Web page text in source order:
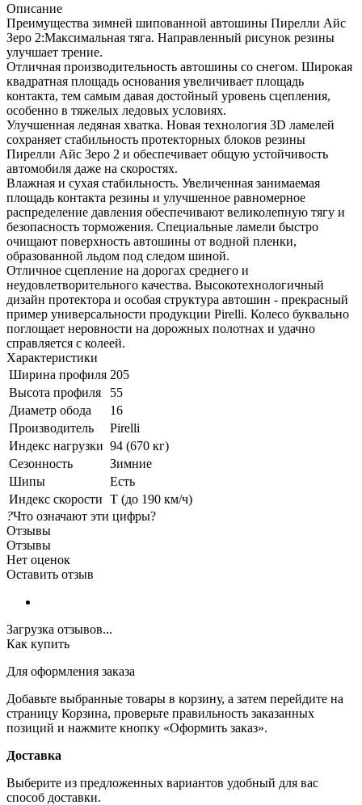
Описание
Преимущества зимней шипованной автошины Пирелли Айс
Зеро 2:Максимальная тяга. Направленный рисунок резины
улучшает трение.
Отличная производительность автошины со снегом. Широкая
квадратная площадь основания увеличивает площадь
контакта, тем самым давая достойный уровень сцепления,
особенно в тяжелых ледовых условиях.
Улучшенная ледяная хватка. Новая технология 3D ламелей
сохраняет стабильность протекторных блоков резины
Пирелли Айс Зеро 2 и обеспечивает общую устойчивость
автомобиля даже на скоростях.
Влажная и сухая стабильность. Увеличенная занимаемая
площадь контакта резины и улучшенное равномерное
распределение давления обеспечивают великолепную тягу и
безопасность торможения. Специальные ламели быстро
очищают поверхность автошины от водной пленки,
образованной льдом под следом шиной.
Отличное сцепление на дорогах среднего и
неудовлетворительного качества. Высокотехнологичный
дизайн протектора и особая структура автошин - прекрасный
пример универсальности продукции Pirelli. Колесо буквально
поглощает неровности на дорожных полотнах и удачно
справляется с колеей.
Характеристики
Ширина профиля 205
Высота профиля
55
Диаметр обода
16
Производитель
Pirelli
Индекс нагрузки 94 (670 кг)
Сезонность
Зимние
Шипы
Есть
Индекс скорости T (до 190 км/ч)
?Что означают эти цифры?
Отзывы
Отзывы
Нет оценок
Оставить отзыв
Загрузка отзывов...
Как купить
Для оформления заказа
Добавьте выбранные товары в корзину, а затем перейдите на
страницу Корзина, проверьте правильность заказанных
позиций и нажмите кнопку «Оформить заказ».
Доставка
Выберите из предложенных вариантов удобный для вас
способ доставки.